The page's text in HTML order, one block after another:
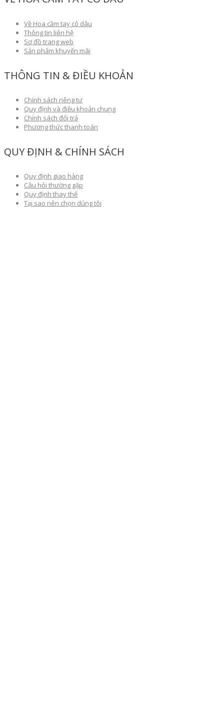
Về Hoa cầm tay cô dâu
Thông tin liên hệ
Sơ đồ trang web
Sản phẩm khuyến mãi
THÔNG TIN & ĐIỀU KHOẢN
Chính sách riêng tư
Quy định và điều khoản chung
Chính sách đổi trả
Phương thức thanh toán
QUY ĐỊNH & CHÍNH SÁCH
Quy định giao hàng
Câu hỏi thường gặp
Quy định thay thế
Tại sao nên chọn dúng tôi